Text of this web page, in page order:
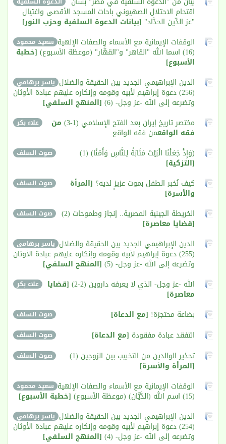
اقتحام الاحتلال الصهيوني باحات المسجد الأقصى واغتيال
"عز الدِّين الحدَّاد" [بيانات الدعوة السلفية وحزب النور]
سعيد محمود الوقفات الإيمانية مع الأسماء والصفات الإلهية
(16) اسما الله "القاهر" و"القهَّار" (موعظة الأسبوع) [خطبة
الأسبوع]
ياسر برهامي الدين الإبراهيمي الجديد بين الحقيقة والضلال
(256) دعوة إبراهيم لأبيه وقومه وإنكاره عليهم عبادة الأوثان
وتضرعه إلى الله -عز وجل- (6) [المنهج السلفي]
علاء بكر مختصر تاريخ إيران بعد الفتح الإسلامي (1-3) من
فقه الواقعمن فقه الواقع
صوت السلف (وَإِذْ جَعَلْنَا الْبَيْتَ مَثَابَةً لِلنَّاسِ وَأَمْنًا) (1)
[التزكية]
صوت السلف كيف نُخبر الطفل بموت عزيزٍ لديه؟ [المرأة
والأسرة]
صوت السلف الخريطة الجينية المصرية.. إنجاز وطموحات (2)
[قضايا معاصرة]
ياسر برهامي الدين الإبراهيمي الجديد بين الحقيقة والضلال
(255) دعوة إبراهيم لأبيه وقومه وإنكاره عليهم عبادة الأوثان
وتضرعه إلى الله -عز وجل- (5) [المنهج السلفي]
علاء بكر الله -عز وجل- الذي لا يعرفه داروين (2-2) [قضايا
معاصرة]
صوت السلف بضاعة محتجزة! [مع الدعاة]
صوت السلف التفقد عبادة مفقودة [مع الدعاة]
صوت السلف تحذير الوالدين من التخبيب بين الزوجين (1)
[المرأة والأسرة]
سعيد محمود الوقفات الإيمانية مع الأسماء والصفات الإلهية
(15) اسم الله (الدَّيَّان) (موعظة الأسبوع) [خطبة الأسبوع]
ياسر برهامي الدين الإبراهيمي الجديد بين الحقيقة والضلال
(254) دعوة إبراهيم لأبيه وقومه وإنكاره عليهم عبادة الأوثان
وتضرعه إلى الله -عز وجل- (4) [المنهج السلفي]